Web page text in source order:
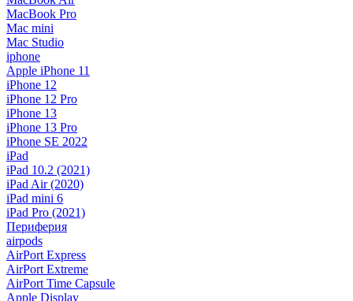
MacBook Pro
Mac mini
Mac Studio
iphone
Apple iPhone 11
iPhone 12
iPhone 12 Pro
iPhone 13
iPhone 13 Pro
iPhone SE 2022
iPad
iPad 10.2 (2021)
iPad Air (2020)
iPad mini 6
iPad Pro (2021)
Периферия
airpods
AirPort Express
AirPort Extreme
AirPort Time Capsule
Apple Display